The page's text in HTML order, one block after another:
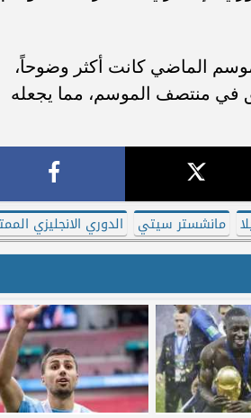
الماضي كانت أكثر وضوحاً،
للفريق في منتصف الموسم، مما يجعله
مانشستر سيتي الدوري الانجليزي